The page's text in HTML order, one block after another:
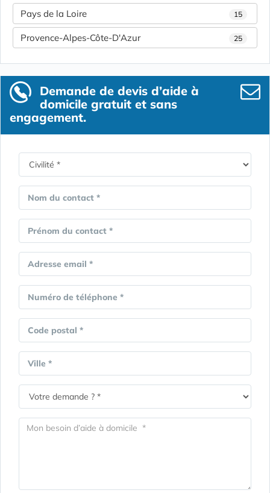
Pays de la Loire 15
Provence-Alpes-Côte-D'Azur 25
Demande de devis d’aide à
domicile gratuit et sans
engagement.
Nom du contact *
Prénom du contact *
Adresse email *
Numéro de téléphone *
Code postal *
Ville *